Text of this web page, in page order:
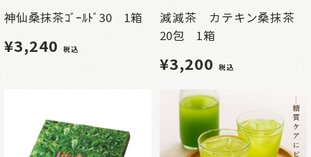
神仙桑抹茶ｺﾞｰﾙﾄﾞ30 1箱
¥3,240 税込
減減茶 カテキン桑抹茶
20包 1箱
¥3,200 税込